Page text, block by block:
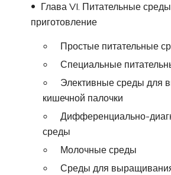
Глава VI. Питательные
приготовление
Простые питательные
Специальные
Элективные среды для
кишечной палочки
Дифференциально-
среды
Молочные среды
Среды для